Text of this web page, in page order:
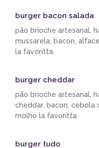
burger bacon salada
pão brioche artesanal,
mussarela, bacon,
la favoritta.
burger cheddar
pão brioche artesanal,
cheddar, bacon, cebola
molho la favoritta
burger tudo